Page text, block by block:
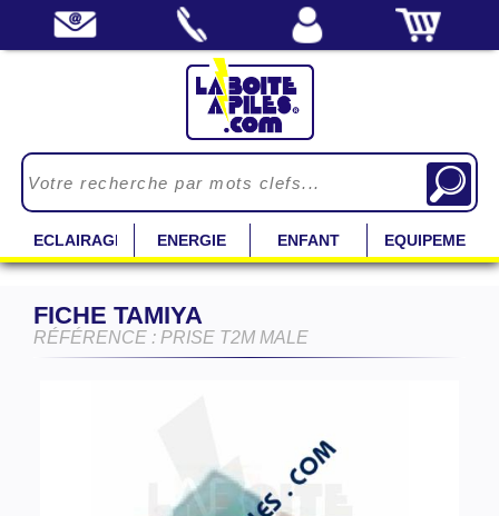
ECLAIRAGE ENERGIE ENFANT EQUIPEMENT
FICHE TAMIYA
RÉFÉRENCE : PRISE T2M MALE